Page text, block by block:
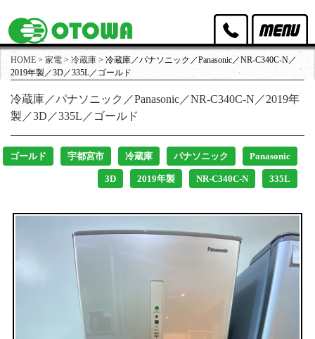
オトワリバースのポリシー
取扱家具
取扱家電
出張買取・店頭買取
HOME > 家電 > 冷蔵庫 > 冷蔵庫／パナソニック／Panasonic／NR-C340C-N／
2019年製／3D／335L／ゴールド
冷蔵庫／パナソニック／Panasonic／NR-C340C-N／2019年
製／3D／335L／ゴールド
ゴールド 宇都宮市 冷蔵庫 パナソニック Panasonic
3D 2019年製 NR-C340C-N 335L